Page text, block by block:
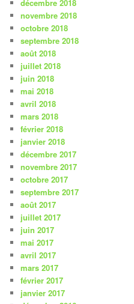
décembre 2018
novembre 2018
octobre 2018
septembre 2018
août 2018
juillet 2018
juin 2018
mai 2018
avril 2018
mars 2018
février 2018
janvier 2018
décembre 2017
novembre 2017
octobre 2017
septembre 2017
août 2017
juillet 2017
juin 2017
mai 2017
avril 2017
mars 2017
février 2017
janvier 2017